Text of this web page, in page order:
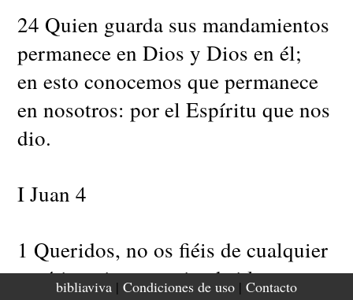
24 Quien guarda sus mandamientos
permanece en Dios y Dios en él;
en esto conocemos que permanece
en nosotros: por el Espíritu que nos
dio.
I Juan 4
1 Queridos, no os fiéis de cualquier
espíritu, sino examinad si los
bibliaviva | Condiciones de uso | Contacto